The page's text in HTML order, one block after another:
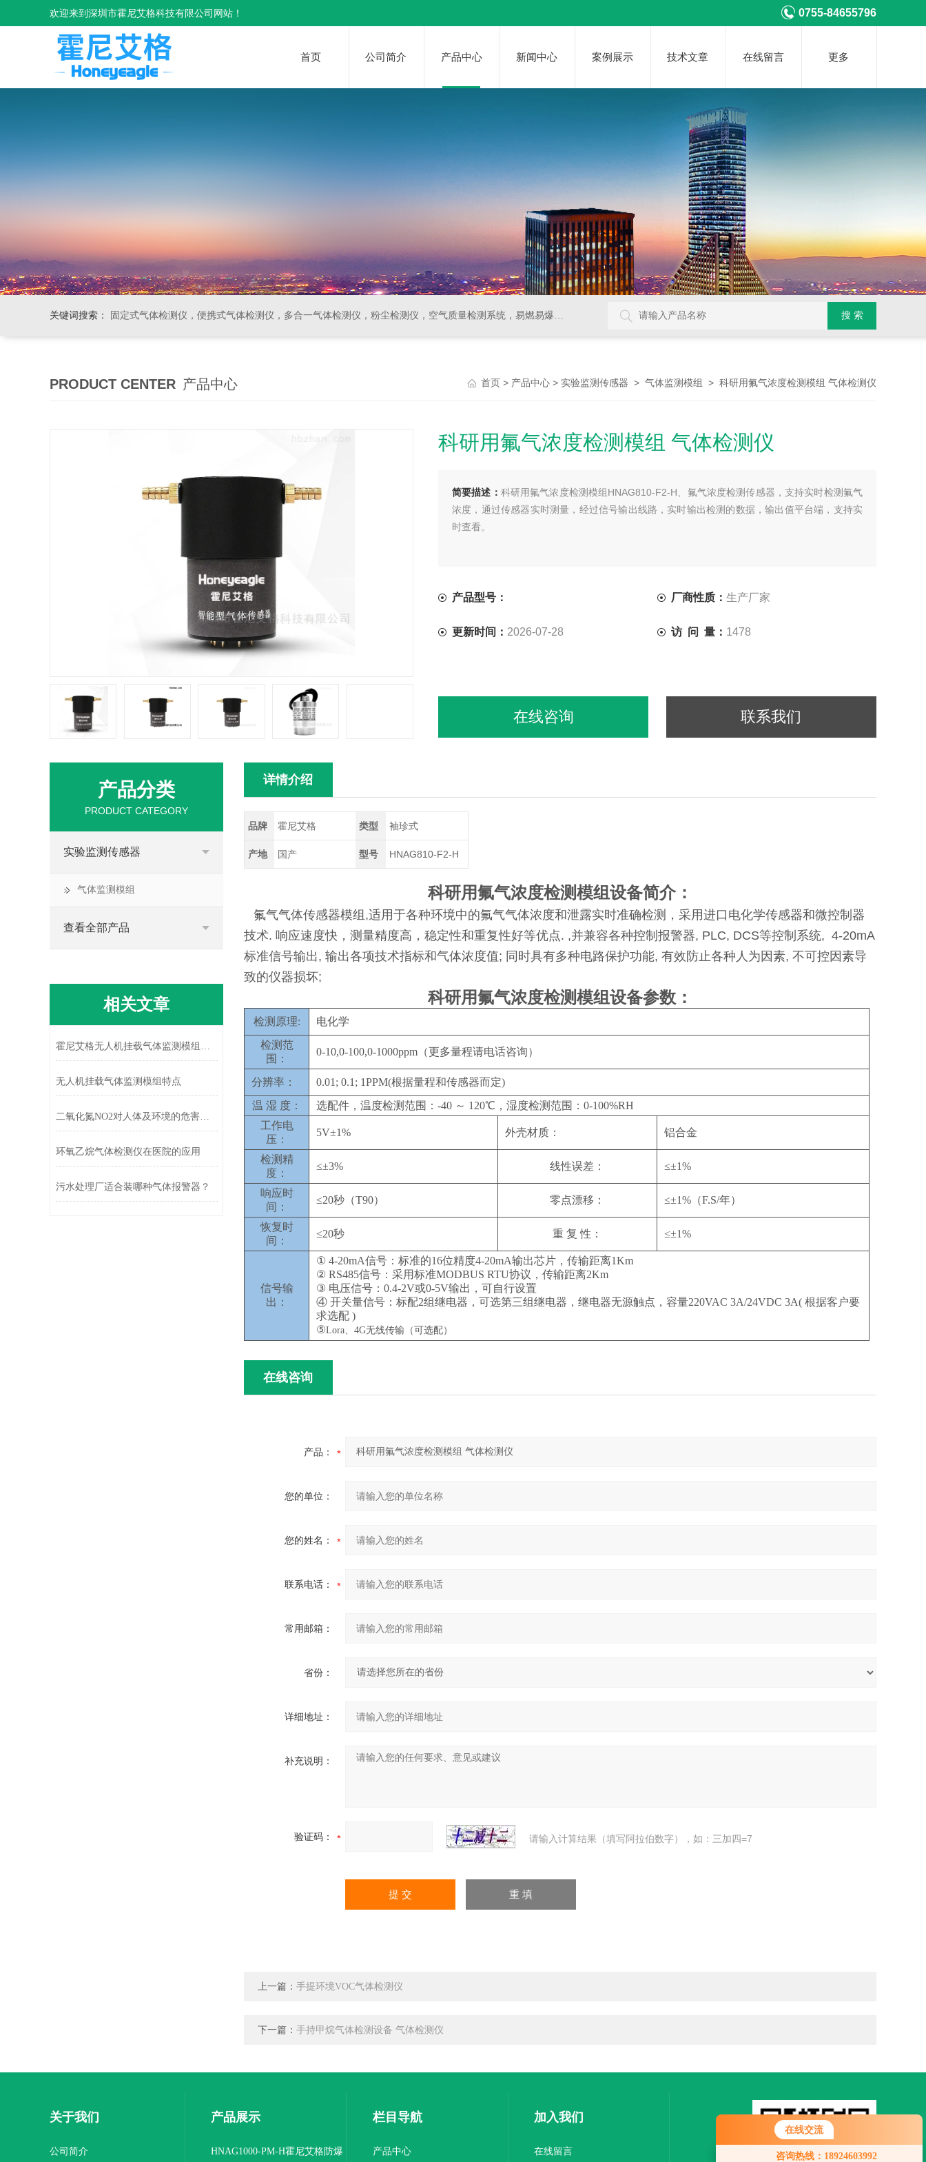
在线交流
咨询热线：18924603992
欢迎来到深圳市霍尼艾格科技有限公司网站！ 0755-84655796
首页 公司简介 产品中心 新闻中心 案例展示 技术文章 在线留言 更多
关键词搜索： 固定式气体检测仪，便携式气体检测仪，多合一气体检测仪，粉尘检测仪，空气质量检测系统，易燃易爆有毒有害气体检测报警设备，环境检测分析仪器，水质分析仪
PRODUCT CENTER 产品中心 首页 > 产品中心 > 实验监测传感器 > 气体监测模组 > 科研用氟气浓度检测模组 气体检测仪
科研用氟气浓度检测模组 气体检测仪
简要描述： 科研用氟气浓度检测模组HNAG810-F2-H、氟气浓度检测传感器，支持实时检测氟气
浓度，通过传感器实时测量，经过信号输出线路，实时输出检测的数据，输出值平台端，支持实
时查看。
产品型号： 厂商性质： 生产厂家
更新时间： 2026-07-28 访 问 量： 1478
在线咨询 联系我们
详情介绍
品牌 霍尼艾格 类型 袖珍式
产地 国产 型号 HNAG810-F2-H
科研用氟气浓度检测模组设备简介：
氟气气体传感器模组,适用于各种环境中的氟气气体浓度和泄露实时准确检测，采用进口电化学传感器和微控制器
技术. 响应速度快，测量精度高，稳定性和重复性好等优点. ,并兼容各种控制报警器, PLC, DCS等控制系统, 4-20mA
标准信号输出, 输出各项技术指标和气体浓度值; 同时具有多种电路保护功能, 有效防止各种人为因素, 不可控因素导
致的仪器损坏;
科研用氟气浓度检测模组设备参数：
检测原理:
电化学
检测范
围：
0-10,0-100,0-1000ppm （更多量程请电话咨询）
分辨率：
0.01; 0.1; 1PPM(根据量程和传感器而定)
温 湿 度： 选配件，温度检测范围： -40 ～ 120℃，湿度检测范围：0-100%RH
工作电
压：
5V±1% 外壳材质： 铝合金
检测精
度：
≤±3% 线性误差： ≤±1%
响应时
间：
≤20秒（T90） 零点漂移： ≤±1%（F.S/年）
恢复时
间：
≤20秒 重 复 性： ≤±1%
信号输
出：
① 4-20mA信号：标准的16位精度4-20mA输出芯片，传输距离1Km
② RS485信号：采用标准MODBUS RTU协议，传输距离2Km
③ 电压信号：0.4-2V或0-5V输出，可自行设置
④ 开关量信号：标配2组继电器，可选第三组继电器，继电器无源触点，容量220VAC 3A/24VDC 3A( 根据客户要
求选配 )
⑤Lora、 4G无线传输（可选配）
在线咨询
产品：
您的单位：
您的姓名：
联系电话：
常用邮箱：
省份：
详细地址：
补充说明：
验证码： 请输入计算结果（填写阿拉伯数字），如：三加四=7
上一篇： 手提环境VOC气体检测仪
下一篇： 手持甲烷气体检测设备 气体检测仪
产品分类
PRODUCT CATEGORY
实验监测传感器
气体监测模组
查看全部产品
相关文章
霍尼艾格无人机挂载气体监测模组特点
无人机挂载气体监测模组特点
二氧化氮NO2对人体及环境的危害该如何检测
环氧乙烷气体检测仪在医院的应用
污水处理厂适合装哪种气体报警器？
关于我们
公司简介
产品展示
HNAG1000-PM-H霍尼艾格防爆
栏目导航
产品中心
加入我们
在线留言